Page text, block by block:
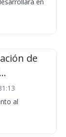
de
al